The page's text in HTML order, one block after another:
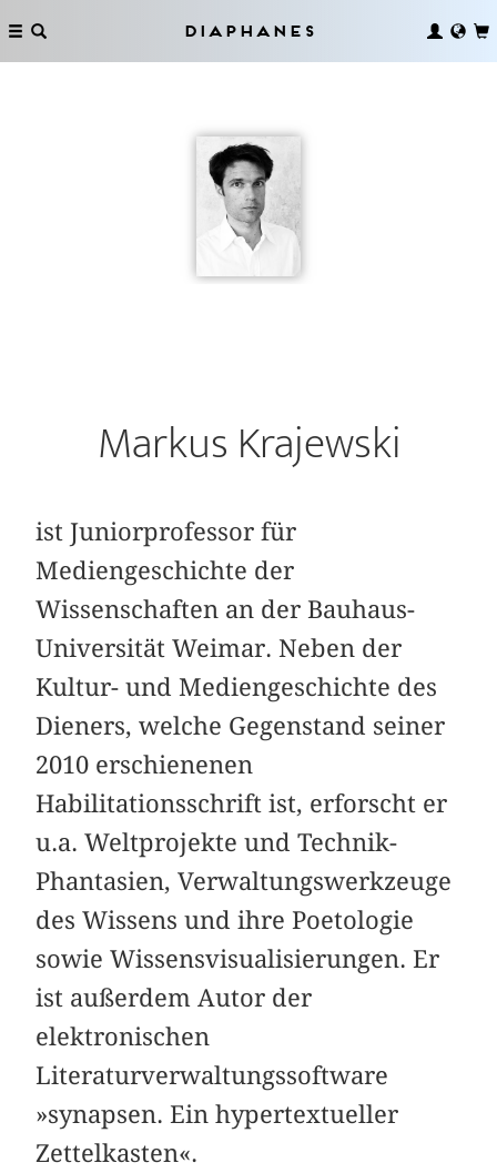
Diaphanes
Markus Krajewski
ist Juniorprofessor für
Mediengeschichte der
Wissenschaften an der Bauhaus-
Universität Weimar. Neben der
Kultur- und Mediengeschichte des
Dieners, welche Gegenstand seiner
2010 erschienenen
Habilitationsschrift ist, erforscht er
u.a. Weltprojekte und Technik-
Phantasien, Verwaltungswerkzeuge
des Wissens und ihre Poetologie
sowie Wissensvisualisierungen. Er
ist außerdem Autor der
elektronischen
Literaturverwaltungssoftware
»synapsen. Ein hypertextueller
Zettelkasten«.